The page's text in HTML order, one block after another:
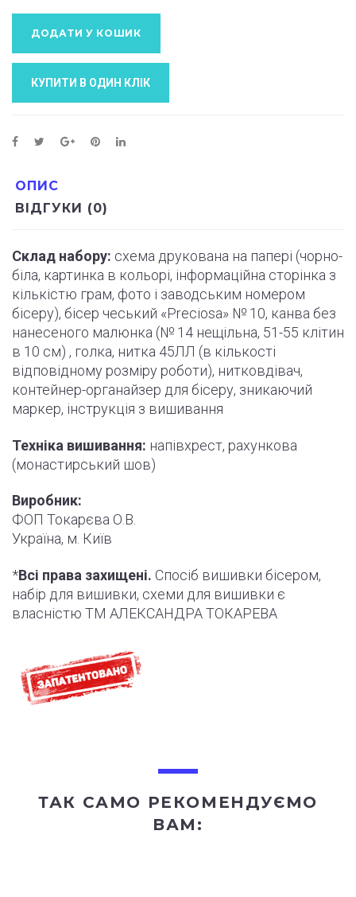
ДОДАТИ У КОШИК
КУПИТИ В ОДИН КЛIК
ОПИС
ВІДГУКИ (0)
Склад набору: схема друкована на папері (чорно-
біла, картинка в кольорі, інформаційна сторінка з
кількістю грам, фото і заводським номером
бісеру), бісер чеський «Preciosa» № 10, канва без
нанесеного малюнка (№ 14 нещільна, 51-55 клітин
в 10 см) , голка, нитка 45ЛЛ (в кількості
відповідному розміру роботи), нитковдівач,
контейнер-органайзер для бісеру, зникаючий
маркер, інструкція з вишивання
Техніка вишивання: напівхрест, рахункова
(монастирський шов)
Виробник:
ФОП Токарєва О.В.
Україна, м. Київ
*Всі права захищені. Спосіб вишивки бісером,
набір для вишивки, схеми для вишивки є
власністю ТМ АЛЕКСАНДРА ТОКАРЕВА
ТАК САМО РЕКОМЕНДУЄМО
ВАМ: